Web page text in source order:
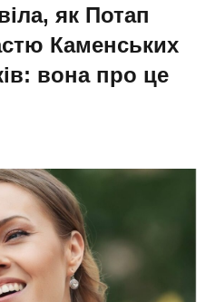
як Потап
Каменських
вона про це